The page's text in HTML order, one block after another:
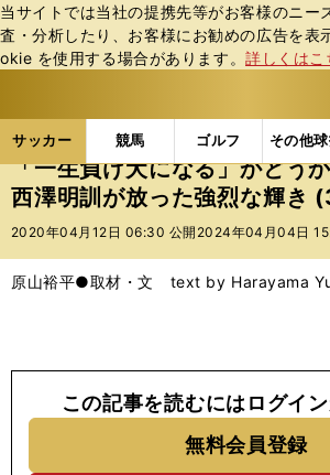
当サイトでは当社の提携先等がお客様のニー
査・分析したり、お客様にお勧めの広告を表
okie を使⽤する場合があります。詳しくはこ
サッカー 競馬 ゴルフ その他
ス
ポ
ル
バ
サッカーの記事一覧 Jリーグ他
「一生負け犬になる」かどう
西澤明訓が放った強烈な輝き
2020年04月12日 06:30 公開 2024年04月04日
原山裕平●取材・文 text by Harayama
この記事を読むにはログイ
無料会員登録